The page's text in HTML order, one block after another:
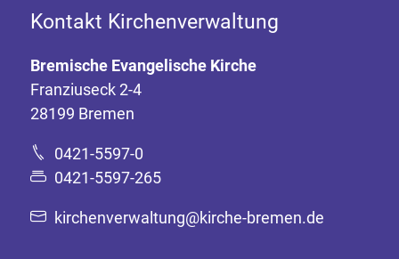
Kontakt Kirchenverwaltung
Bremische Evangelische Kirche
Franziuseck 2-4
28199 Bremen
0421-5597-0
0421-5597-265
kirchenverwaltung@kirche-bremen.de